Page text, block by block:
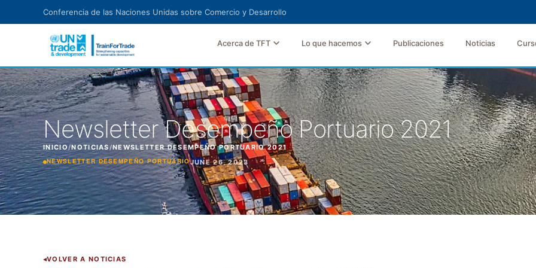
Conferencia de las Naciones Unidas sobre Comercio y Desarrollo
Acerca de TFT Lo que hacemos Publicaciones Noticias
Newsletter Desempeño Portuario 2021
INICIO /NOTICIAS /NEWSLETTER DESEMPEÑO PORTUARIO 2021
NEWSLETTER DESEMPEÑO PORTUARIOJUNE 26, 2023
VOLVER A NOTICIAS